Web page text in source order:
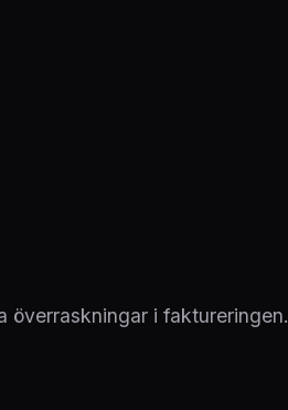
överraskningar i faktureringen.